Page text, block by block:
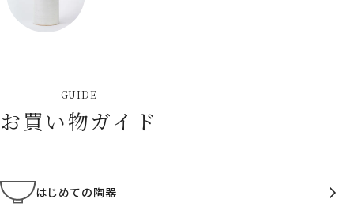
GUIDE
お買い物ガイド
はじめての陶器